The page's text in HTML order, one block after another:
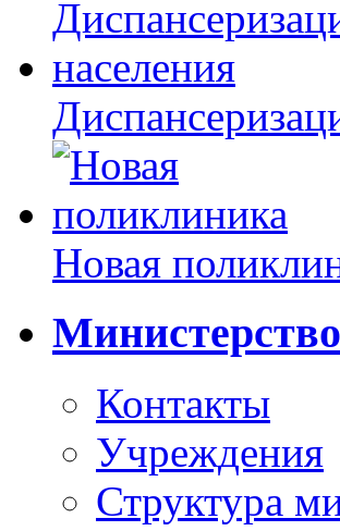
Новая
Министерство
Контакты
Учреждения
Структура